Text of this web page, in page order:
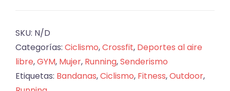
cantidad
SKU: N/D
Categorías: Ciclismo,Crossfit, Deportes al aire
libre,GYM, Mujer, Running,Senderismo
Etiquetas: Bandanas,Ciclismo, Fitness,Outdoor,